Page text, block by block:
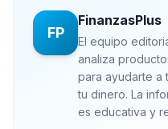
FP
FinanzasPlus
El equipo
analiza
para ayudarte a
tu dinero. La
es educativa y